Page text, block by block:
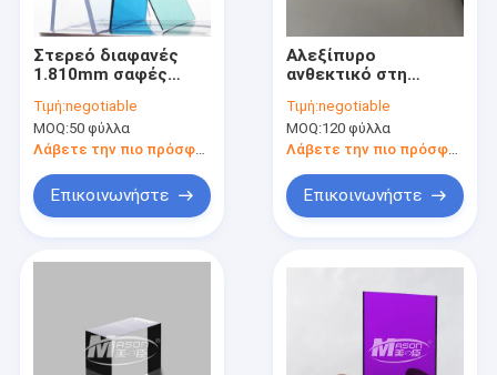
Περίπου εμείς
Στερεό διαφανές
1.810mm σαφές
πολυανθράκων για
το οικοδομικό υλικό
Τιμή:negotiable
MOQ:50 φύλλα
Λάβετε την πιο πρόσφατη τιμή
Επικοινωνήστε
Αλεξίπυρο
ανθεκτικό στη
φύλλο 20mm Pmma
φλόγα - καθυστερών
Τιμή:negotiable
MOQ:120 φύλλα
Λάβετε την πιο πρόσφατη τιμή
Επικοινωνήστε